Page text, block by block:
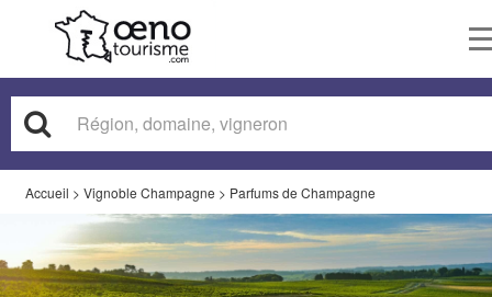
Accueil > Vignoble Champagne > Parfums de Champagne